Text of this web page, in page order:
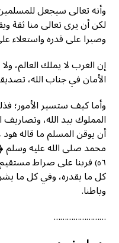
وأنه تعالى سيجعل
لكن أن يرى تعالى منا ثقة
وصبرا على قدره واستعلاء
إن الغرب لا يملك العالم،
الأمان في جناب الله،
وأما كيف ستسير الأمور؛
المملوك بيد الله،
أن يوقن المسلم ما قاله هود
محمد صلى الله عليه
٥٦) فربنا على صراط
كل ما يقدره، وفي كل ما
وباطنا.
……………………